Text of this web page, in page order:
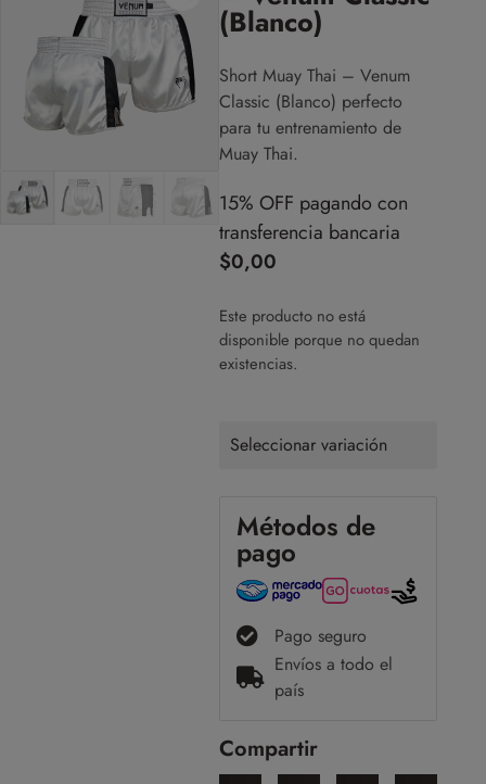
(Blanco)
Short Muay Thai – Venum
Classic (Blanco) perfecto
para tu entrenamiento de
Muay Thai.
15% OFF pagando con
transferencia bancaria
$0,00
Este producto no está
disponible porque no quedan
existencias.
Seleccionar variación
Métodos de
pago
Pago seguro
Envíos a todo el
país
Compartir